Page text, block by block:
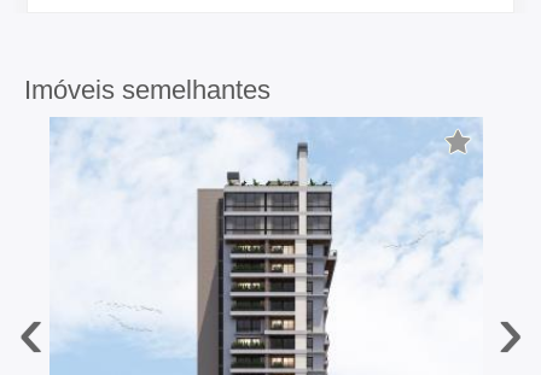
Imóveis semelhantes
‹ ›